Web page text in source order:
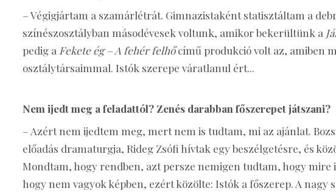
– Végigjártam a szamárlétrát. Gimnazistaként statisztáltam a
színészosztályban másodévesek voltunk, amikor bekerültünk a
pedig a Fekete ég – A fehér felhőcímű produkció volt az, amiben
osztálytársaimmal. Istók szerepe váratlanul ért...
Nem ijedt meg a feladattól? Zenés darabban főszerepet játszani?
– Azért nem ijedtem meg, mert nem is tudtam, mi az ajánlat.
előadás dramaturgja, Rideg Zsófi hívtak egy beszélgetésre, és
Mondtam, hogy rendben, azt persze nemigen tudtam, hogy
hogy nem vagyok képben, ezért közölte: Istók a főszerep. A